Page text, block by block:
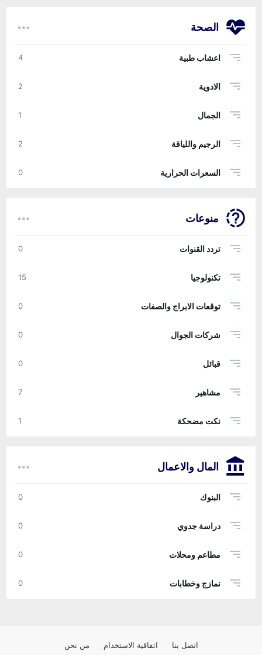
الصحة
اعشاب طبية 4
الادوية 2
الجمال 1
الرجيم واللياقة 2
السعرات الحرارية 0
منوعات
تردد القنوات 0
تكنولوجيا 15
توقعات الابراج والصفات 0
شركات الجوال 0
قبائل 0
مشاهير 7
نكت مضحكة 1
المال والاعمال
البنوك 0
دراسة جدوي 0
مطاعم ومحلات 0
نمازج وخطابات 0
اتصل بنا اتفاقية الاستخدام من نحن